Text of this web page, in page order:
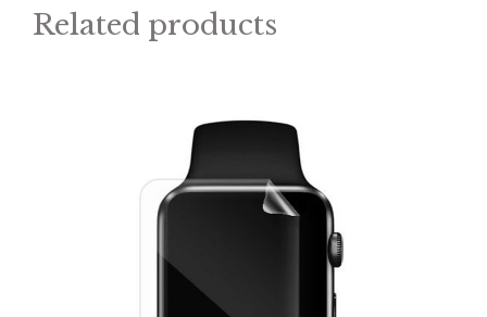
Related products